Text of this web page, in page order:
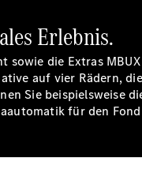
Erlebnis.
sowie die Extras
auf vier Rädern,
Sie beispielsweise
für den